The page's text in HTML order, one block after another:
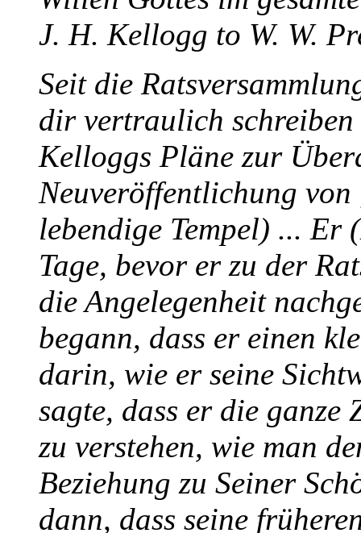
J. H. Kellogg to W. W.
Seit die
dir vertraulich
Kelloggs Pläne zur
Neuveröffentlichung
lebendige Tempel) ... Er
Tage, bevor er zu der
die Angelegenheit
begann, dass er einen
darin, wie er seine
sagte, dass er die
zu verstehen, wie man
Beziehung zu Seiner
dann, dass seine